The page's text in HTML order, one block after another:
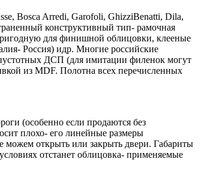
Bosca Arredi, Garofoli, GhizziBenatti, Dila,
конструктивный тип- рамочная
для финишной облицовки, клееные
Россия) идр. Многие российские
пустотных ДСП (для имитации филенок могут
из MDF. Полотна всех перечисленных
(особенно если продаются без
плохо- его линейные размеры
открыть или закрыть двери. Габариты
отстанет облицовка- применяемые